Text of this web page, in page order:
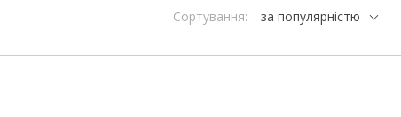
Сортування: за популярністю